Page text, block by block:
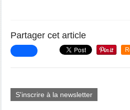
Partager cet article
S'inscrire à la newsletter